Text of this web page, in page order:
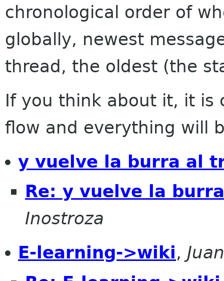
chronological order of
globally, newest
thread, the oldest (the
If you think about it, it is
flow and everything will
y vuelve la burra al
Re: y vuelve la
Inostroza
E-learning->wiki,